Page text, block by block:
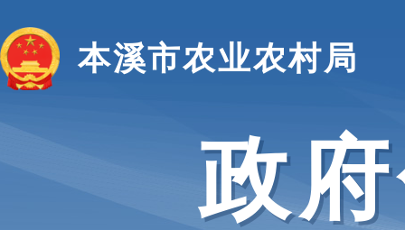
本溪市农业农村局
政